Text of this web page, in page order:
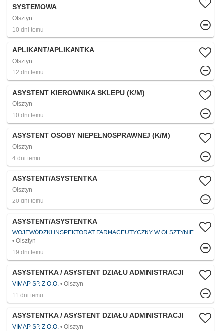
SYSTEMOWA
Olsztyn
10 dni temu
APLIKANT/APLIKANTKA
Olsztyn
12 dni temu
ASYSTENT KIEROWNIKA SKLEPU (K/M)
Olsztyn
10 dni temu
ASYSTENT OSOBY NIEPEŁNOSPRAWNEJ (K/M)
Olsztyn
4 dni temu
ASYSTENT/ASYSTENTKA
Olsztyn
20 dni temu
ASYSTENT/ASYSTENTKA
WOJEWÓDZKI INSPEKTORAT FARMACEUTYCZNY W OLSZTYNIE
Olsztyn
19 dni temu
ASYSTENTKA / ASYSTENT DZIAŁU ADMINISTRACJI
VIMAP SP. Z O.O.
Olsztyn
11 dni temu
ASYSTENTKA / ASYSTENT DZIAŁU ADMINISTRACJI
VIMAP SP. Z O.O.
Olsztyn